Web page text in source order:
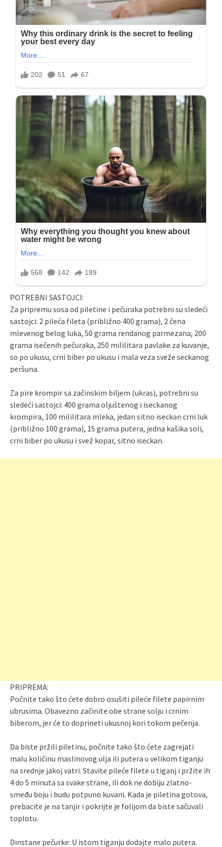
POTREBNI SASTOJCI:
Za pripremu sosa od piletine i pečuraka potrebni su sledeći
sastojci: 2 pileća fileta (približno 400 grama), 2 čena
mlevenog belog luka, 50 grama rendanog parmezana, 200
grama isečenih pečuraka, 250 mililitara pavlake za kuvanje,
so po ukusu, crni biber po ukusu i mala veza sveže seckanog
peršuna.
Za pire krompir sa začinskim biljem (ukras), potrebni su
sledeći sastojci: 400 grama oljuštenog i iseckanog
krompira, 100 mililitara mleka, jedan sitno iseckan crni luk
(približno 100 grama), 15 grama putera, jedna kašika soli,
crni biber po ukusu i svež kopar, sitno iseckan.
PRIPREMA:
Počnite tako što ćete dobro osušiti pileće filete papirnim
ubrusima. Obavezno začinite obe strane solju i crnim
biberom, jer će to doprineti ukusnoj kori tokom pečenja.
Da biste pržili piletinu, počnite tako što ćete zagrejati
malu količinu maslinovog ulja ili putera u velikom tiganju
na srednje jakoj vatri. Stavite pileće filete u tiganj i pržite ih
4 do 5 minuta sa svake strane, ili dok ne dobiju zlatno-
smeđu boju i budu potpuno kuvani. Kada je piletina gotova,
prebacite je na tanjir i pokrijte je folijom da biste sačuvali
toplotu.
Dinstane pečurke: U istom tiganju dodajte malo putera.